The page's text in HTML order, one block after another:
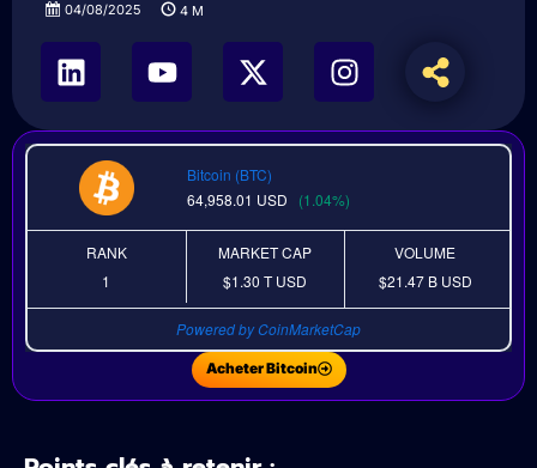
04/08/2025 4 M
Bitcoin (BTC)
64,958.01 USD (1.04%)
RANK
1
MARKET CAP
$1.30 TUSD
VOLUME
$21.47 B USD
Powered by CoinMarketCap
Acheter Bitcoin